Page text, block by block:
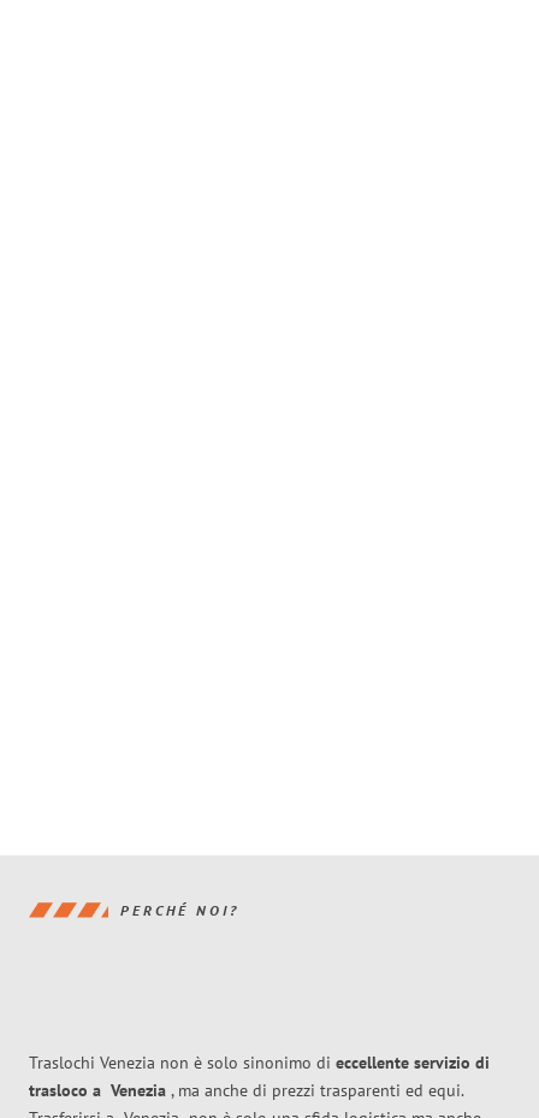
PERCHÉ NOI?
Traslochi Venezia non è solo sinonimo di eccellente servizio di
trasloco a Venezia , ma anche di prezzi trasparenti ed equi.